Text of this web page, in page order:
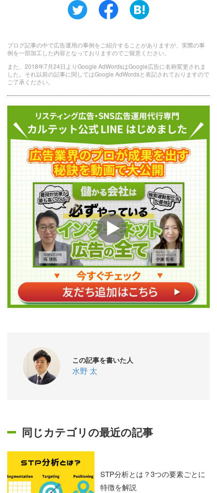
ブログ記事の中で広告運用の事例をご紹介することがありますが、実際の事
例を一部加工した内容となっておりますのでご留意ください。
また、2018年7月24日よりGoogle AdWordsはGoogle広告に名称変更されま
した。それ以前の記事に関してはGoogle AdWordsと表記されておりますので
ご了承ください。
この記事を書いた人
水野 太
同じカテゴリの最近の記事
STP分析とは？3つの要素ごとに
特徴を解説